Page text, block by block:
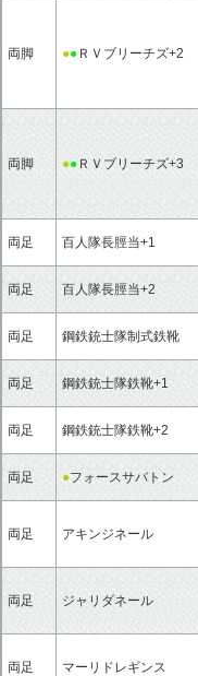
両脚 ●● ＲＶブリーチズ+2
両脚 ●● ＲＶブリーチズ+3
両足 百人隊長脛当+1
両足 百人隊長脛当+2
両足 鋼鉄銃士隊制式鉄靴
両足 鋼鉄銃士隊鉄靴+1
両足 鋼鉄銃士隊鉄靴+2
両足 ●フォースサバトン
両足 アキンジネール
両足 ジャリダネール
両足 マーリドレギンス